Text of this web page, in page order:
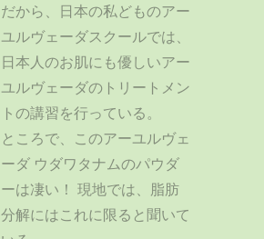
だから、日本の私どものアー
ユルヴェーダスクールでは、
日本人のお肌にも優しいアー
ユルヴェーダのトリートメン
トの講習を行っている。
ところで、このアーユルヴェ
ーダ ウダワタナムのパウダ
ーは凄い！ 現地では、脂肪
分解にはこれに限ると聞いて